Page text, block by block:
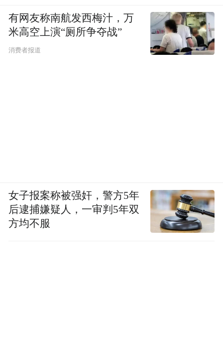
有网友称南航发西梅汁，万
米高空上演“厕所争夺战”
消费者报道
女子报案称被强奸，警方5年
后逮捕嫌疑人，一审判5年双
方均不服